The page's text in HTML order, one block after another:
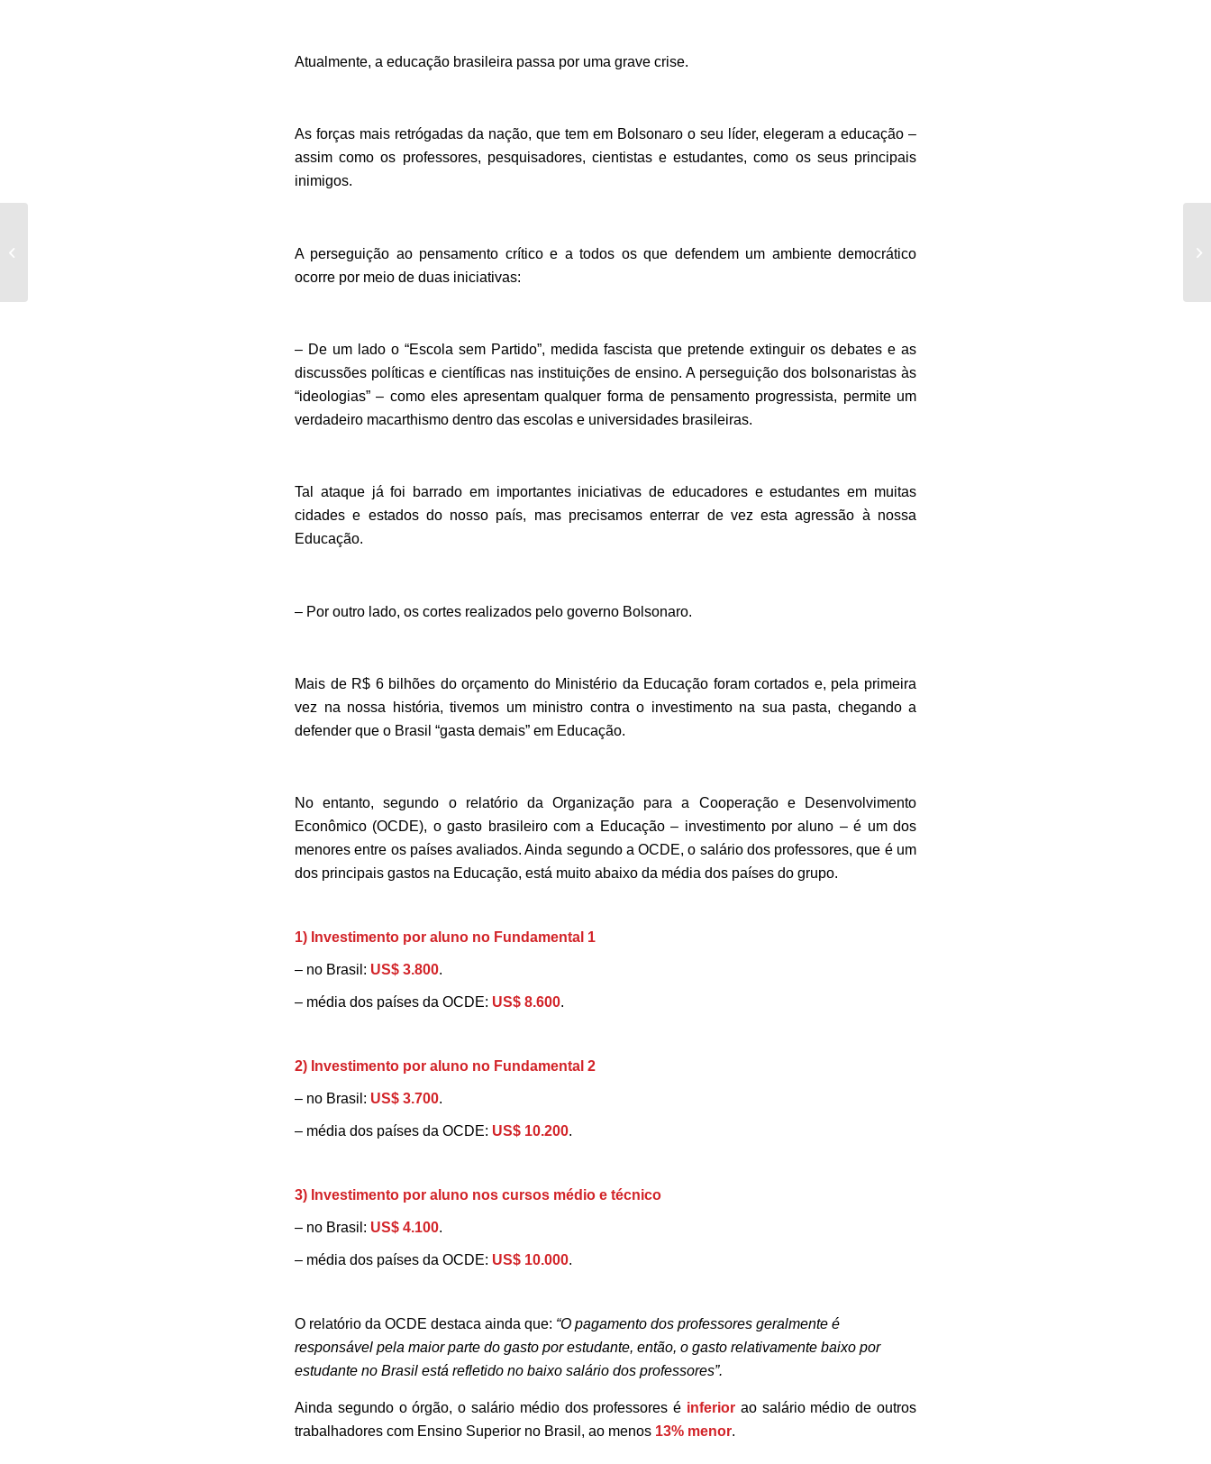
Atualmente, a educação brasileira passa por uma grave crise.
As forças mais retrógadas da nação, que tem em Bolsonaro o seu líder, elegeram a educação –
assim como os professores, pesquisadores, cientistas e estudantes, como os seus principais
inimigos.
A perseguição ao pensamento crítico e a todos os que defendem um ambiente democrático
ocorre por meio de duas iniciativas:
– De um lado o “Escola sem Partido”, medida fascista que pretende extinguir os debates e as
discussões políticas e científicas nas instituições de ensino. A perseguição dos bolsonaristas às
“ideologias” – como eles apresentam qualquer forma de pensamento progressista, permite um
verdadeiro macarthismo dentro das escolas e universidades brasileiras.
Tal ataque já foi barrado em importantes iniciativas de educadores e estudantes em muitas
cidades e estados do nosso país, mas precisamos enterrar de vez esta agressão à nossa
Educação.
– Por outro lado, os cortes realizados pelo governo Bolsonaro.
Mais de R$ 6 bilhões do orçamento do Ministério da Educação foram cortados e, pela primeira
vez na nossa história, tivemos um ministro contra o investimento na sua pasta, chegando a
defender que o Brasil “gasta demais” em Educação.
No entanto, segundo o relatório da Organização para a Cooperação e Desenvolvimento
Econômico (OCDE), o gasto brasileiro com a Educação – investimento por aluno – é um dos
menores entre os países avaliados. Ainda segundo a OCDE, o salário dos professores, que é um
dos principais gastos na Educação, está muito abaixo da média dos países do grupo.
1) Investimento por aluno no Fundamental 1
– no Brasil: US$ 3.800.
– média dos países da OCDE: US$ 8.600.
2) Investimento por aluno no Fundamental 2
– no Brasil: US$ 3.700.
– média dos países da OCDE: US$ 10.200.
3) Investimento por aluno nos cursos médio e técnico
– no Brasil: US$ 4.100.
– média dos países da OCDE: US$ 10.000.
O relatório da OCDE destaca ainda que: “O pagamento dos professores geralmente é
responsável pela maior parte do gasto por estudante, então, o gasto relativamente baixo por
estudante no Brasil está refletido no baixo salário dos professores”.
Ainda segundo o órgão, o salário médio dos professores é inferior ao salário médio de outros
trabalhadores com Ensino Superior no Brasil, ao menos 13% menor.